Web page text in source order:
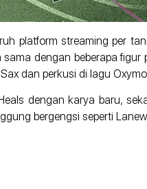
platform streaming per
dengan beberapa
dan perkusi di lagu
dengan karya baru,
bergengsi seperti